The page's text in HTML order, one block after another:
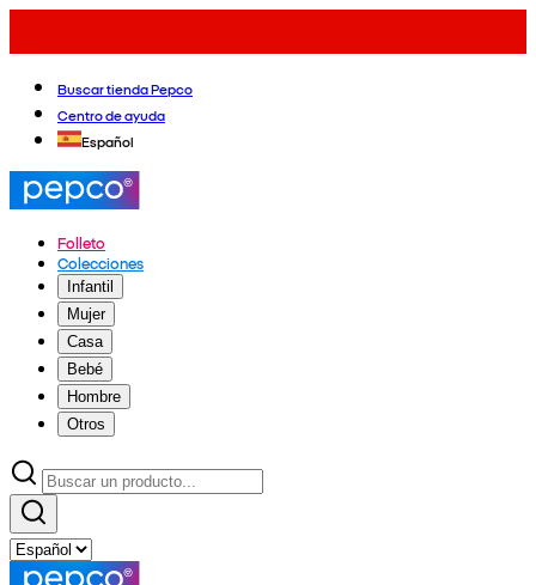
Buscar tienda Pepco
Centro de ayuda
Español
Folleto
Colecciones
Infantil
Mujer
Casa
Bebé
Hombre
Otros